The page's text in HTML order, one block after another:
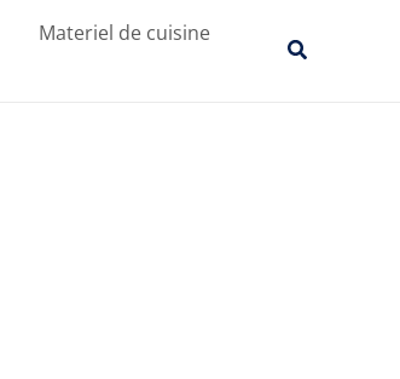
Materiel de cuisine
Rechercher